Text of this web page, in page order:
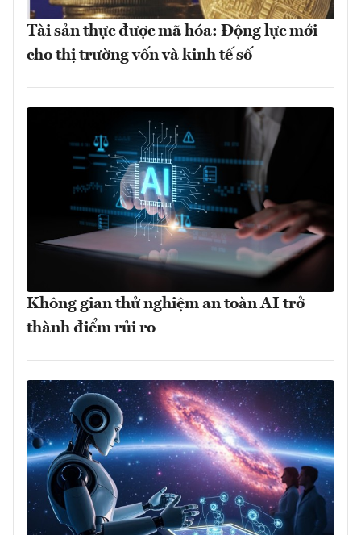
Tài sản thực được mã hóa: Động lực mới
cho thị trường vốn và kinh tế số
Không gian thử nghiệm an toàn AI trở
thành điểm rủi ro